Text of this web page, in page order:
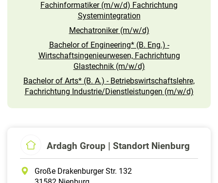
Fachinformatiker (m/w/d) Fachrichtung
Systemintegration
Mechatroniker (m/w/d)
Bachelor of Engineering* (B. Eng.) -
Wirtschaftsingenieurwesen, Fachrichtung
Glastechnik (m/w/d)
Bachelor of Arts* (B. A.) - Betriebswirtschaftslehre,
Fachrichtung Industrie/Dienstleistungen (m/w/d)
Ardagh Group | Standort Nienburg
Große Drakenburger Str. 132